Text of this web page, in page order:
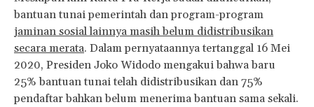
bantuan tunai pemerintah dan program-program
jaminan sosial lainnya masih belum didistribusikan
secara merata. Dalam pernyataannya tertanggal 16 Mei
2020, Presiden Joko Widodo mengakui bahwa baru
25% bantuan tunai telah didistribusikan dan 75%
pendaftar bahkan belum menerima bantuan sama sekali.